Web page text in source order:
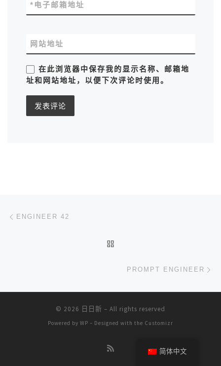
电子邮箱地址
*
网站地址
在此浏览器中保存我的显示名称、邮箱地
址和网站地址，以便下次评论时使用。
文章导航
ENGINEER 42
PROMPT ENGINEER
© 2026 日日新 – All rights reserved
Powered by WP – Designed with the Customizr
简体中文